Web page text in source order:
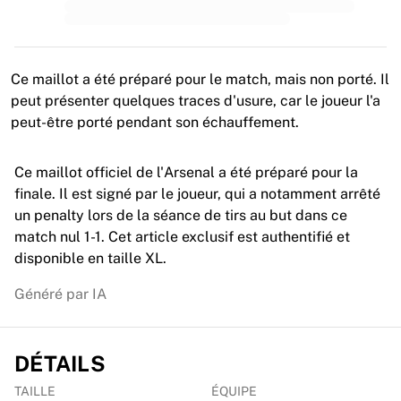
Football féminin aux États-Unis
NWSL
OL Lyonnes
Paris Saint-Germain féminines
Parcourir par pays
Basket-ball
Temps forts
Charlotte Hornets
Chicago Bulls
Portland Trail Blazers
Virtus Bologna
Meilleures équipes NBA
Charlotte Hornets
Ce maillot a été préparé pour le match, mais non porté. Il
peut présenter quelques traces d'usure, car le joueur l'a
peut-être porté pendant son échauffement.
Ce maillot officiel de l'Arsenal a été préparé pour la
finale. Il est signé par le joueur, qui a notamment arrêté
un penalty lors de la séance de tirs au but dans ce
match nul 1-1. Cet article exclusif est authentifié et
disponible en taille XL.
Généré par IA
DÉTAILS
TAILLE ÉQUIPE